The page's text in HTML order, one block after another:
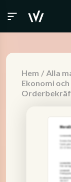
Hem / Alla
Ekonomi